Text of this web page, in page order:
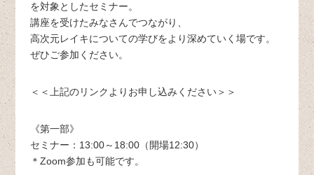
を対象としたセミナー。
講座を受けたみなさんでつながり、
高次元レイキについての学びをより深めていく場です。
ぜひご参加ください。
＜＜上記のリンクよりお申し込みください＞＞
《第一部》
セミナー：13:00～18:00（開場12:30）
＊Zoom参加も可能です。